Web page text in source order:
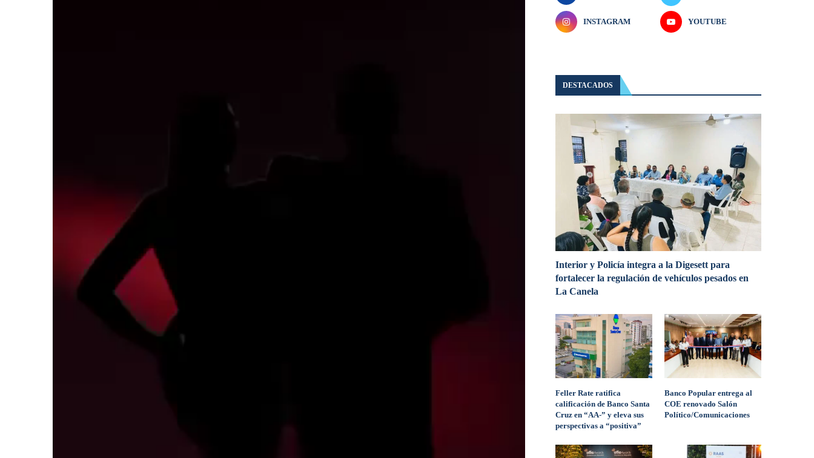
INSTAGRAM YOUTUBE
DESTACADOS
Interior y Policía integra a la Digesett para
fortalecer la regulación de vehículos pesados en
La Canela
Feller Rate ratifica
calificación de Banco Santa
Cruz en “AA-” y eleva sus
perspectivas a “positiva”
Banco Popular entrega al
COE renovado Salón
Político/Comunicaciones